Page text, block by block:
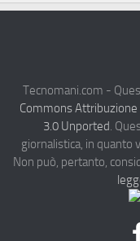
Tecnomani.com -
Commons
3.0 Unported .
giornalistica, in quanto
Non può, pertanto,